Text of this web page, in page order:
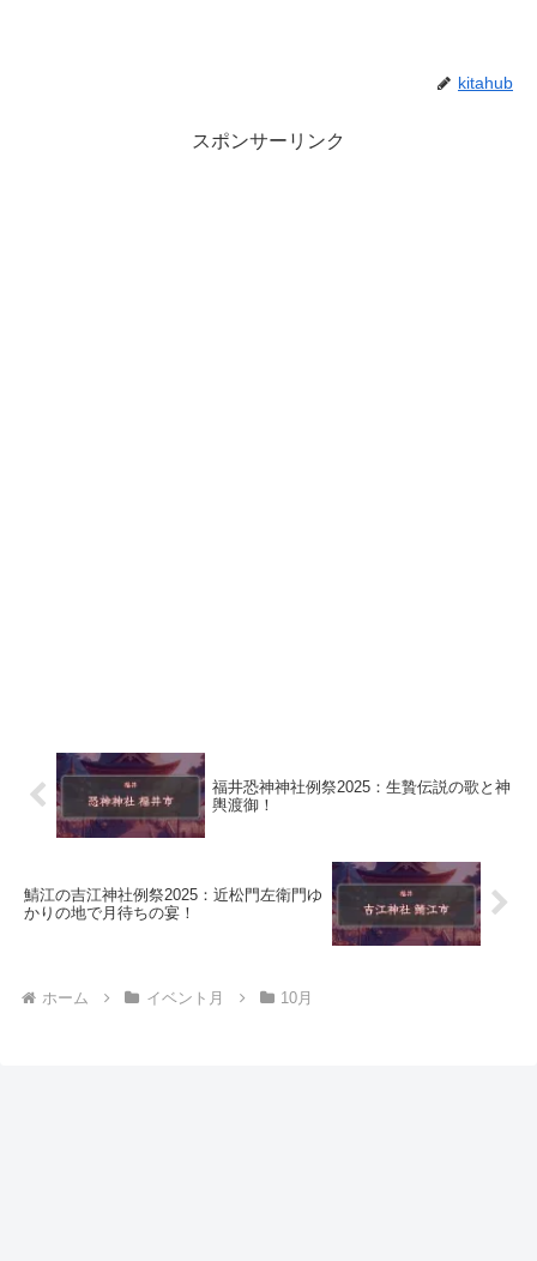
kitahub
スポンサーリンク
福井恐神神社例祭2025：生贄伝説の歌と神
輿渡御！
鯖江の吉江神社例祭2025：近松門左衛門ゆ
かりの地で月待ちの宴！
ホーム イベント月 10月